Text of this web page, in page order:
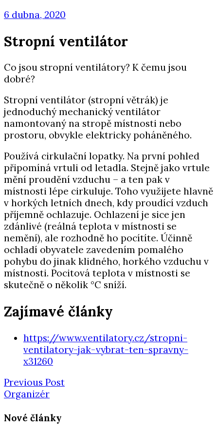
6 dubna, 2020
Stropní ventilátor
Co jsou stropní ventilátory? K čemu jsou
dobré?
Stropní ventilátor (stropní větrák) je
jednoduchý mechanický ventilátor
namontovaný na stropě místnosti nebo
prostoru, obvykle elektricky poháněného.
Používá cirkulační lopatky. Na první pohled
připomíná vrtuli od letadla. Stejně jako vrtule
mění proudění vzduchu – a ten pak v
místnosti lépe cirkuluje. Toho využijete hlavně
v horkých letních dnech, kdy proudící vzduch
příjemně ochlazuje. Ochlazení je sice jen
zdánlivé (reálná teplota v místnosti se
nemění), ale rozhodně ho pocítíte. Účinně
ochladí obyvatele zavedením pomalého
pohybu do jinak klidného, ​​horkého vzduchu v
místnosti. Pocitová teplota v místnosti se
skutečně o několik °C sníží.
Zajímavé články
https://www.ventilatory.cz/stropni-
ventilatory-jak-vybrat-ten-spravny-
x31260
Previous Post
Organizér
Nové články